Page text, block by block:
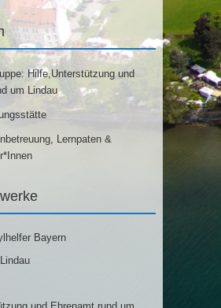
Hilfe,Unterstützung und
um Lindau
Lernpaten &
Bayern